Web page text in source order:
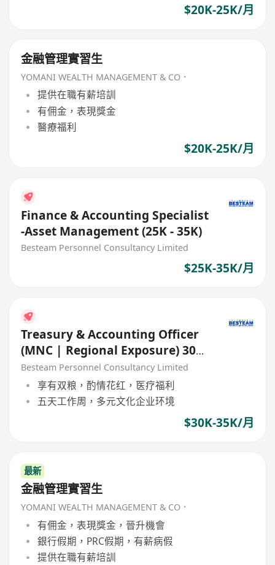
$20K-25K/月
金融管理實習生
YOMANI WEALTH MANAGEMENT & CO．
提供在職有薪培訓
有佣金，表現獎金
醫療福利
$20K-25K/月
Finance & Accounting Specialist
-Asset Management (25K - 35K)
Besteam Personnel Consultancy Limited
$25K-35K/月
Treasury & Accounting Officer
(MNC | Regional Exposure) 30K
- 35K
Besteam Personnel Consultancy Limited
享有双粮，酌情花红，医疗福利
五天工作周，多元文化企业环境
$30K-35K/月
最新
金融管理實習生
YOMANI WEALTH MANAGEMENT & CO．
有佣金，表現獎金，晉升機會
銀行假期，PRC假期，有薪病假
提供在職有薪培訓